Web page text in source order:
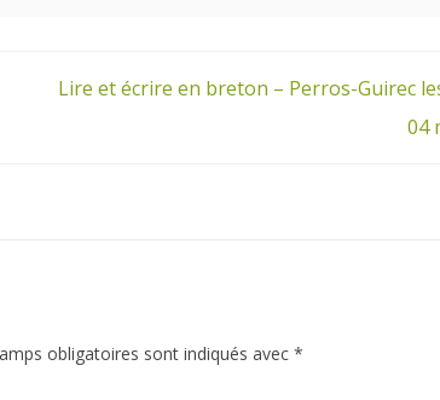
Lire et écrire en breton – Perros-Guirec
04
obligatoires sont indiqués avec *